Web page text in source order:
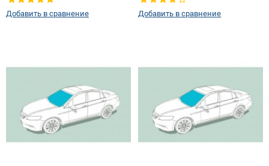
Добавить в сравнение Добавить в сравнение